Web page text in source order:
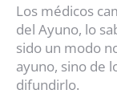
Los médicos
del Ayuno, lo
sido un modo
ayuno, sino de
difundirlo.